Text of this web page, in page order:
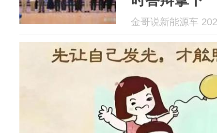
金哥说新能源车